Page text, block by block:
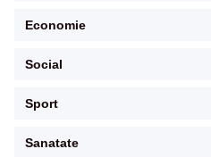
Economie
Social
Sport
Sanatate